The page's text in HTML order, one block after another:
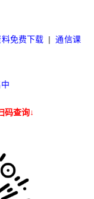
免费下载 |通信课
码查询↓